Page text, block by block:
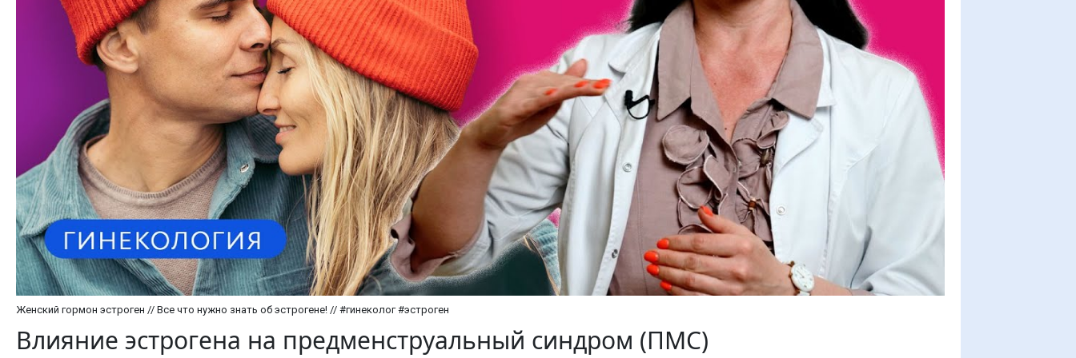
Женский гормон эстроген // Все что нужно знать об эстрогене! // #гинеколог #эстроген
Влияние эстрогена на предменструальный синдром (ПМС)